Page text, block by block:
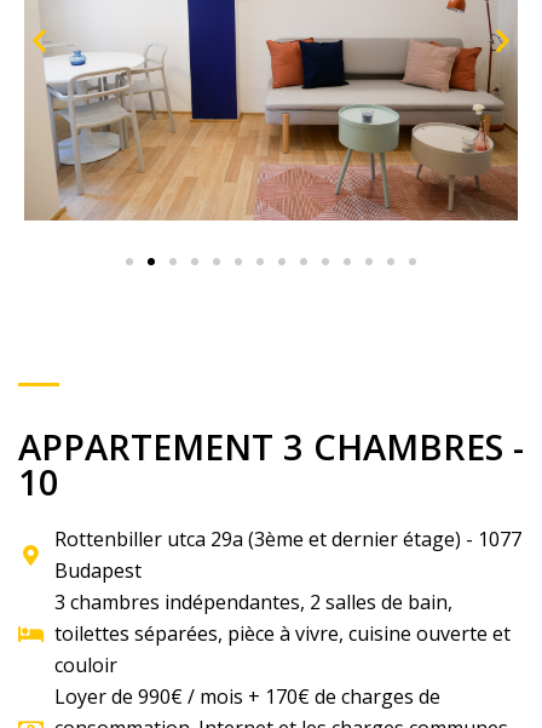
APPARTEMENT 3 CHAMBRES -
10
Rottenbiller utca 29a (3ème et dernier étage) - 1077
Budapest
3 chambres indépendantes, 2 salles de bain,
toilettes séparées, pièce à vivre, cuisine ouverte et
couloir
Loyer de 990€ / mois + 170€ de charges de